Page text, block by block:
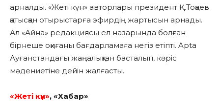
арналды. «Жеті күн» авторлары президент Қ.Тоқаев
қатысқан отырыстарға эфирдің жартысын арнады.
Ал «Айна» редакциясы ел назарында болған
бірнеше оқиғаны бағдарламаға негіз етіпті. Apta
Ауғанстандағы жаңалықтан басталып, кәріс
мәдениетіне дейін жалғасты.
«Жеті күн», «Хабар»